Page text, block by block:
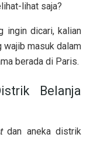
lihat saja?
ingin dicari, kalian
wajib masuk dalam
berada di Paris.
Belanja
dan aneka distrik